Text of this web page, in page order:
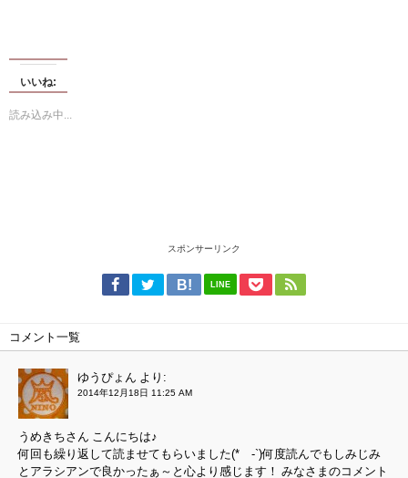
いいね:
読み込み中...
スポンサーリンク
LINE
コメント一覧
ゆうぴょん より:
2014年12月18日 11:25 AM
うめきちさん こんにちは♪
何回も繰り返して読ませてもらいました(*´-`)何度読んでもしみじみ
とアラシアンで良かったぁ～と心より感じます！ みなさまのコメント